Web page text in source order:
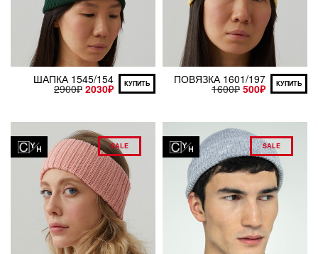
ШАПКА 1545/154
2900₽ 2030₽ КУПИТЬ ПОВЯЗКА 1601/197
1600₽ 500₽ КУПИТЬ
SALE SALE